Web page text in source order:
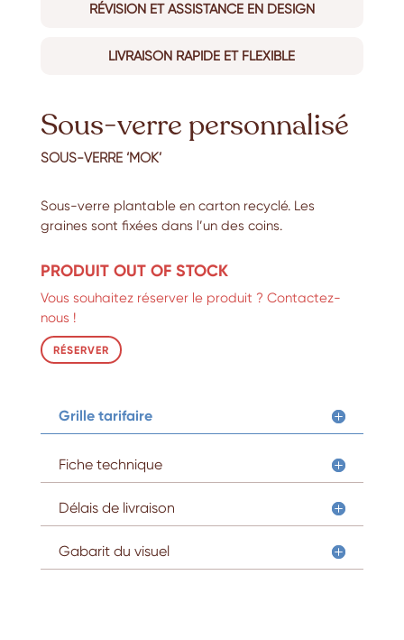
RÉVISION ET ASSISTANCE EN DESIGN
LIVRAISON RAPIDE ET FLEXIBLE
Sous-verre personnalisé
SOUS-VERRE ‘MOK’
Sous-verre plantable en carton recyclé. Les
graines sont fixées dans l’un des coins.
PRODUIT OUT OF STOCK
Vous souhaitez réserver le produit ? Contactez-
nous !
RÉSERVER
Grille tarifaire
Fiche technique
Délais de livraison
Gabarit du visuel